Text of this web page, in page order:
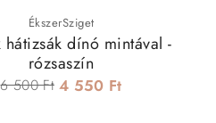
ÉkszerSziget
hátizsák dínó mintával -
rózsaszín
6 500 Ft 4 550 Ft